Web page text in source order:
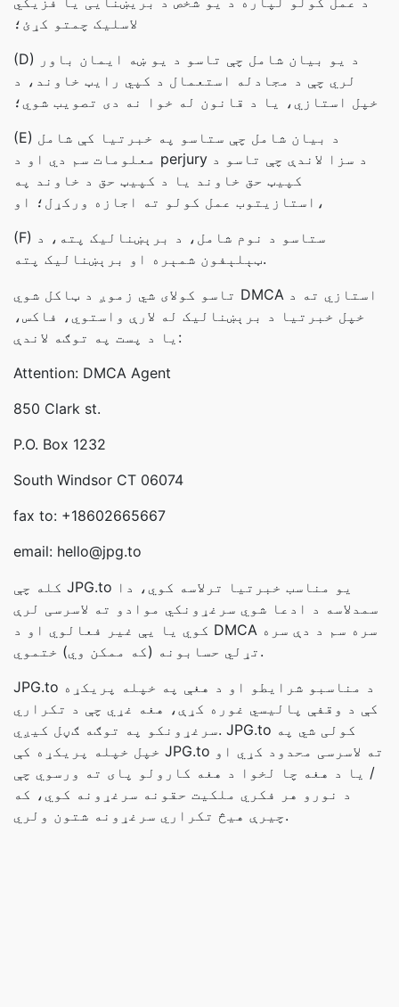
لاسلیک چمتو کړئ؛
(D) د يو بيان شامل چې تاسو د يو ښه ايمان باور
لري چې د مجادله استعمال د کپي رایټ خاوند، د
خپل استازي، يا د قانون له خوا نه دی تصويب شوي؛
(E) د بيان شامل چې ستاسو په خبرتیا کې شامل
معلومات سم دي او د perjury د سزا لاندې چې تاسو د
کپیټ حق خاوند یا د کپیټ حق د خاوند په
استازیتوب عمل کولو ته اجازه ورکړل؛ او،
(F) ستاسو د نوم شامل، د برېښنالیک پته، د
ټېلېفون شمېره او برېښناليک پته.
تاسو کولای شي زموږ د ټاکل شوي DMCA استازي ته د
خپل خبرتیا د برېښناليک له لارې واستوي، فاکس،
یا د پست په توګه لاندې:
Attention: DMCA Agent
850 Clark st.
P.O. Box 1232
South Windsor CT 06074
fax to: +18602665667
email: hello@jpg.to
کله چې JPG.to یو مناسب خبرتیا ترلاسه کوي، دا
سمدلاسه د ادعا شوي سرغړونکي موادو ته لاسرسی لرې
کوي یا یې غیر فعالوي او د DMCA سره سم د دې سره
تړلي حسابونه (که ممکن وي) ختموي.
JPG.to د مناسبو شرایطو او د هغې په خپله پریکړه
کې د وقفې پالیسي غوره کړې، هغه غړي چې د تکراري
سرغړونکو په توګه ګڼل کیږي. JPG.to کولی شي په
خپل خپله پریکړه کې JPG.to ته لاسرسی محدود کړي او
/ یا د هغه چا لخوا د هغه کارولو پای ته ورسوي چې
د نورو هر فکري ملکیت حقونه سرغړونه کوي، که
چیرې هیڅ تکراري سرغړونه شتون ولري.